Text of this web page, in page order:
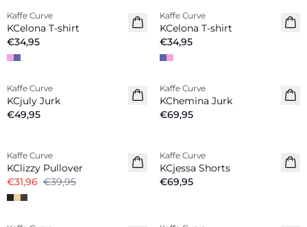
Nieuw
Kaffe Curve
KCelona T-shirt
€34,95
Nieuw
Kaffe Curve
KCelona T-shirt
€34,95
Nieuw
Kaffe Curve
KCjuly Jurk
€49,95
Nieuw
Kaffe Curve
KChemina Jurk
€69,95
Kaffe Curve
KClizzy Pullover
€31,96 €39,95
Nieuw
Kaffe Curve
KCjessa Shorts
€69,95